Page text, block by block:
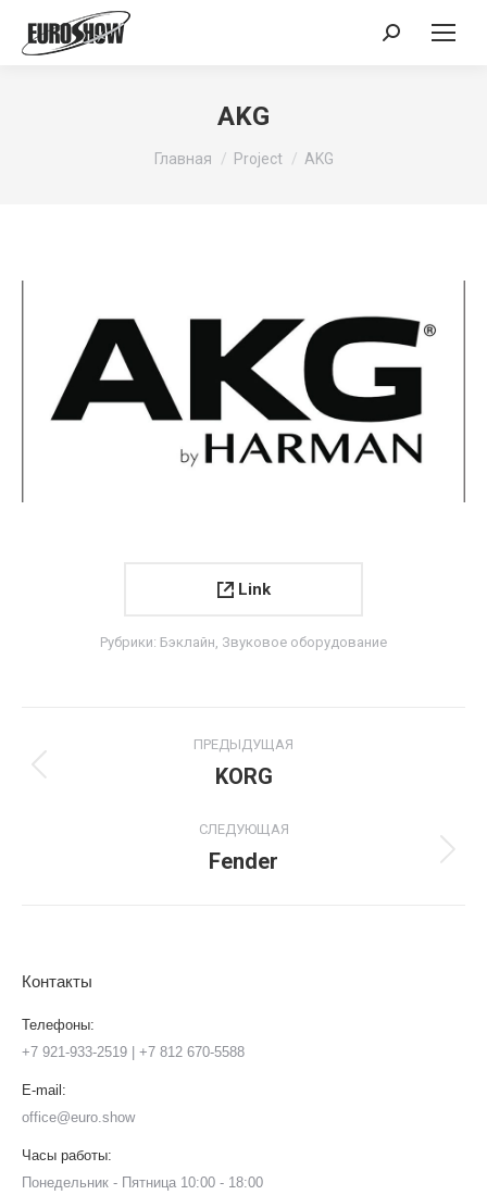
Поиск:
AKG
Вы здесь:
Главная Project AKG
Link
Рубрики: Бэклайн, Звуковое оборудование
navigation
ПРЕДЫДУЩАЯ
Previous
KORG
СЛЕДУЮЩАЯ
Next
Fender
Контакты
Телефоны:
+7 921-933-2519 | +7 812 670-5588
E-mail:
office@euro.show
Часы работы:
Понедельник - Пятница 10:00 - 18:00